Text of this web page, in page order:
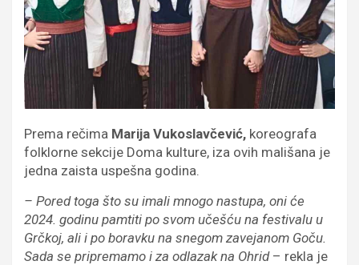
Prema rečima Marija Vukoslavčević, koreografa
folklorne sekcije Doma kulture, iza ovih mališana je
jedna zaista uspešna godina.
– Pored toga što su imali mnogo nastupa, oni će
2024. godinu pamtiti po svom učešću na festivalu u
Grčkoj, ali i po boravku na snegom zavejanom Goču.
Sada se pripremamo i za odlazak na Ohrid– rekla je